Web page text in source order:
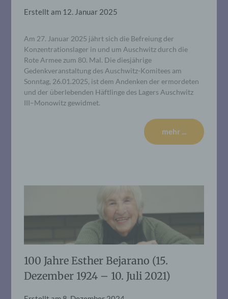
Erstellt am 12. Januar 2025
Am 27. Januar 2025 jährt sich die Befreiung der
Konzentrationslager in und um Auschwitz durch die
Rote Armee zum 80. Mal. Die diesjährige
Gedenkveranstaltung des Auschwitz-Komitees am
Sonntag, 26.01.2025, ist dem Andenken der ermordeten
und der überlebenden Häftlinge des Lagers Auschwitz
III–Monowitz gewidmet.
mehr ...
100 Jahre Esther Bejarano (15.
Dezember 1924 – 10. Juli 2021)